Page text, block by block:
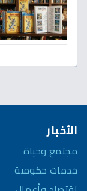
الأخبار
مجتمع وحياة
خدمات حكومية